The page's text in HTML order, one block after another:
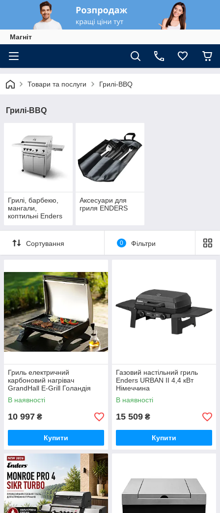
Магніт
Товари та послуги Грилі-BBQ
Грилі-BBQ
Грилі, барбекю,
мангали,
коптильні Enders
Аксесуари для
гриля ENDERS
Сортування 0 Фільтри
Гриль електричний
карбоновий нагрівач
GrandHall E-Grill Голандія
K01000226A
В наявності
10 997 ₴
Купити
Газовий настільний гриль
Enders URBAN II 4,4 кВт
Німеччина
В наявності
15 509 ₴
Купити